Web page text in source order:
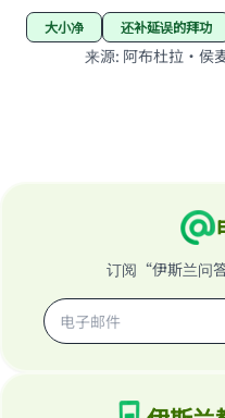
大小净 还补延误的拜功
来源: 阿布杜拉·侯
订阅“伊斯兰问